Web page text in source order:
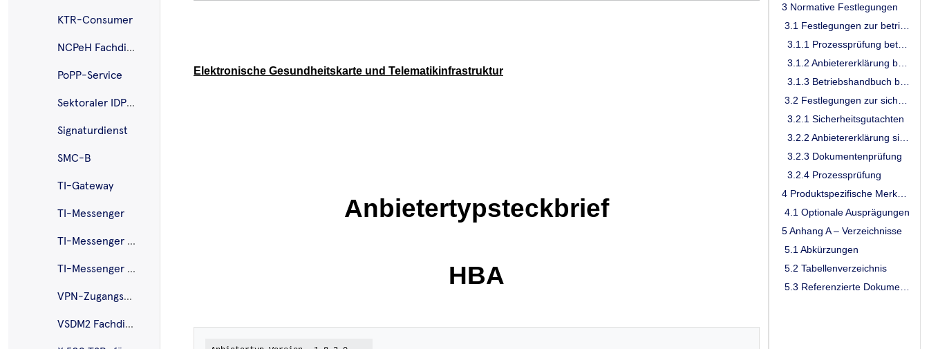
KTR-Consumer
NCPeH Fachdienst
PoPP-Service
Sektoraler IDP - KTR
Signaturdienst
SMC-B
TI-Gateway
TI-Messenger
TI-Messenger ePA
TI-Messenger Pro
VPN-Zugangsdienst
VSDM2 Fachdienst
3 Normative Festlegungen
3.2.1 Sicherheitsgutachten
3.2.3 Dokumentenprüfung
3.2.4 Prozessprüfung
4.1 Optionale Ausprägungen
5 Anhang A – Verzeichnisse
5.1 Abkürzungen
5.2 Tabellenverzeichnis
Elektronische Gesundheitskarte und Telematikinfrastruktur
Anbietertypsteckbrief
HBA